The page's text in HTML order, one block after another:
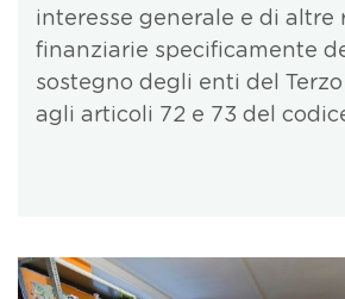
interesse generale e di altre
finanziarie specificamente
sostegno degli enti del
agli articoli 72 e 73 del